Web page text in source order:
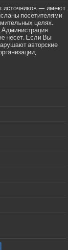
источников — имеют
посетителями
целях.
несет. Если Вы
авторские